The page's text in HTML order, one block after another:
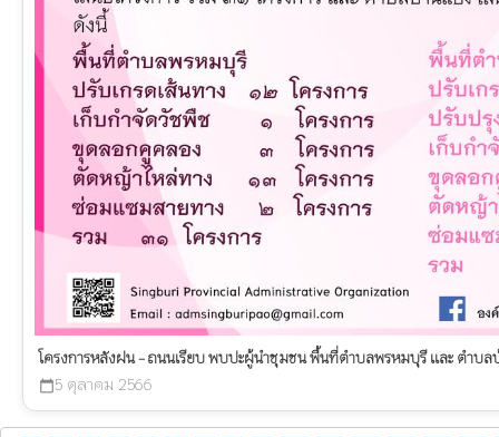
โครงการหลังฝน - ถนนเรียบ พบปะผู้นำชุมชน พื้นที่ตำบลพรหมบุรี และ ตำบล
calendar_today 5 ตุลาคม 2566